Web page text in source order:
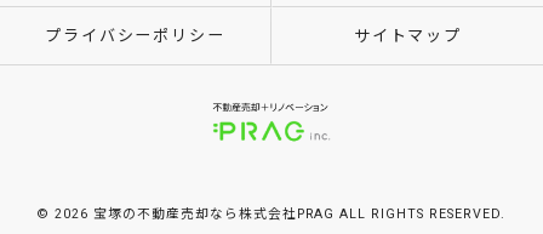
プライバシーポリシー サイトマップ
© 2026 宝塚の不動産売却なら株式会社PRAG ALL RIGHTS RESERVED.